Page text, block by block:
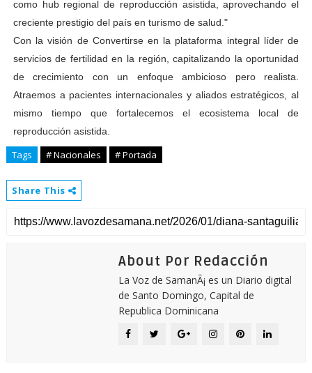
como hub regional de reproducción asistida, aprovechando el
creciente prestigio del país en turismo de salud."
Con la visión de Convertirse en la plataforma integral líder de
servicios de fertilidad en la región, capitalizando la oportunidad
de crecimiento con un enfoque ambicioso pero realista.
Atraemos a pacientes internacionales y aliados estratégicos, al
mismo tiempo que fortalecemos el ecosistema local de
reproducción asistida.
Tags # Nacionales # Portada
Share This
About Por Redacción
La Voz de SamanÃ¡ es un Diario digital
de Santo Domingo, Capital de
Republica Dominicana